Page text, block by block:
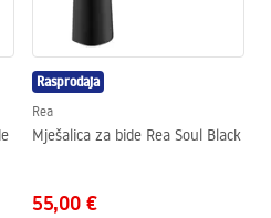
Rasprodaja
Rea
Mješalica za bide Rea Soul Black
55,00 €